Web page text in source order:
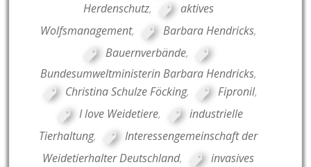
Herdenschutz,
aktives
Wolfsmanagement, Barbara Hendricks,
Bauernverbände,
Bundesumweltministerin Barbara Hendricks,
Christina Schulze Föcking, Fipronil,
I love Weidetiere,
industrielle
Tierhaltung,
Interessengemeinschaft der
Weidetierhalter Deutschland,
invasives